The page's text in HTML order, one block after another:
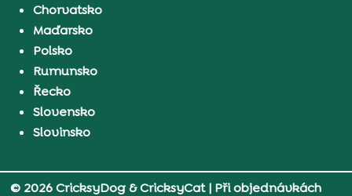
Chorvatsko
Maďarsko
Polsko
Rumunsko
Řecko
Slovensko
Slovinsko
© 2026 CricksyDog & CricksyCat| Při objednávkách